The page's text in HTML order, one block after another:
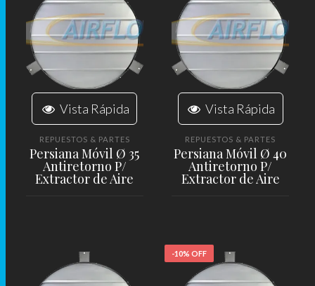
Vista Rápida
REPUESTOS & PARTES
Persiana Móvil Ø 35
Antiretorno P/
Extractor de Aire
Vista Rápida
REPUESTOS & PARTES
Persiana Móvil Ø 40
Antiretorno P/
Extractor de Aire
-10% OFF